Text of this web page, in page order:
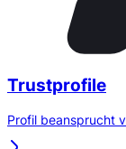
Trustprofile
Profil beansprucht